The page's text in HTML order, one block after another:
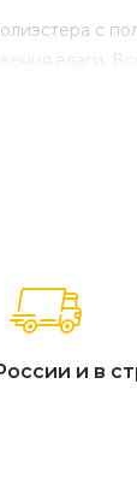
с
влаги.
и в